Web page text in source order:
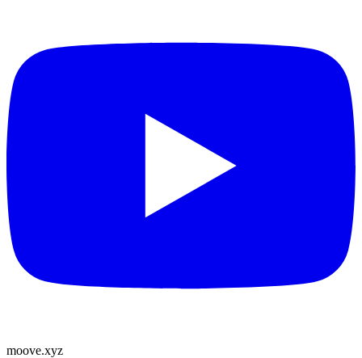
moove.xyz